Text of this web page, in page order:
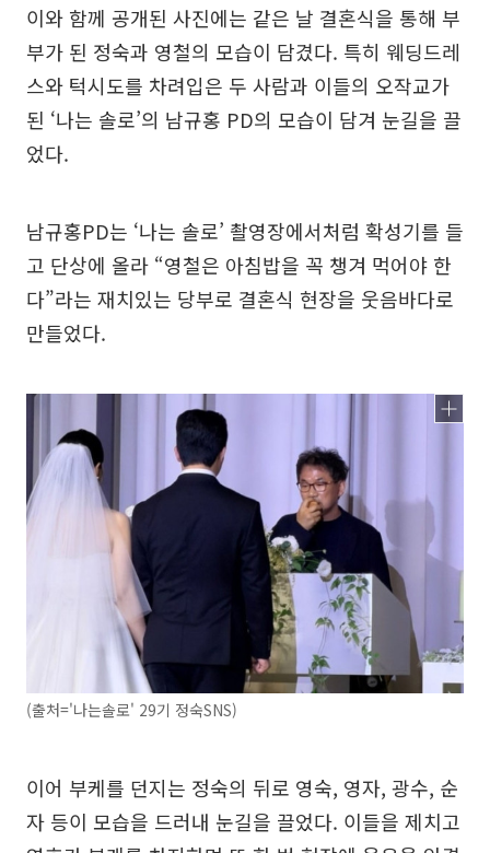
이와 함께 공개된 사진에는 같은 날 결혼식을 통해 부
부가 된 정숙과 영철의 모습이 담겼다. 특히 웨딩드레
스와 턱시도를 차려입은 두 사람과 이들의 오작교가
된 ‘나는 솔로’의 남규홍 PD의 모습이 담겨 눈길을 끌
었다.
남규홍PD는 ‘나는 솔로’ 촬영장에서처럼 확성기를 들
고 단상에 올라 “영철은 아침밥을 꼭 챙겨 먹어야 한
다”라는 재치있는 당부로 결혼식 현장을 웃음바다로
만들었다.
(출처='나는솔로' 29기 정숙SNS)
이어 부케를 던지는 정숙의 뒤로 영숙, 영자, 광수, 순
자 등이 모습을 드러내 눈길을 끌었다. 이들을 제치고